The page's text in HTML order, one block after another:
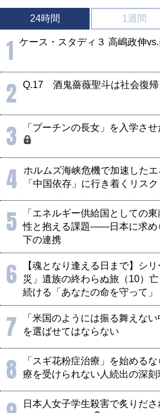
24時間 1週間
1 ケース・スタディ３ 高嶋政伸
2 Q.17 酒鬼薔薇聖斗は社会復帰
3 「プーチンの長女」を入学さ
4
ホルムズ海峡危機で加速した
「中国依存」に行き着くリスク
5
「エネルギー供給国としての
性と抱える課題――日本に求め
下の連携
6
【魂となり逢える日まで】シ
災」遺族の終わらぬ旅（10）
続ける「あなたの命を守って」
7
「米国のようには振る舞えな
を選ばせてはならない
8
「スギ花粉症治療」を始める
療を受けられない人続出の深刻
日本人女子学生殺害で炙りだ